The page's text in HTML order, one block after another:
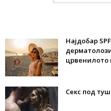
Најдобар
црвенилото
Секс под